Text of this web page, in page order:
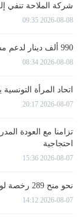
شركة الملاحة تنفي
2026-08-08 09:35
990 ألف دينار لدعم مشاريع ببلدية قرقنة
2026-08-08 08:34
اتحاد المرأة
2026-08-07 20:17
تزامنا مع العودة
احتجاجية
2026-08-07 15:36
نحو منح 289 رخصة لواج جديدة بولاية صفاقس
2026-08-07 14:12